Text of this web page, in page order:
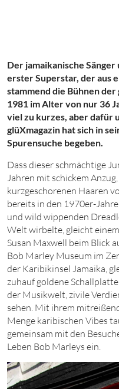
Der jamaikanische
erster Superstar, der aus
stammend die Bühnen
1981 im Alter von nur 36
viel zu kurzes, aber dafür
glüXmagazin hat sich in
Spurensuche begeben.
Dass dieser schmächtige
Jahren mit schickem
kurzgeschorenen Haaren
bereits in den 1970er-
und wild wippenden
Welt wirbelte, gleicht
Susan Maxwell beim Blick
Bob Marley Museum im
der Karibikinsel Jamaika,
zuhauf goldene
der Musikwelt, zivile
sehen. Mit ihrem
Menge karibischen Vibes
gemeinsam mit den
Leben Bob Marleys ein.